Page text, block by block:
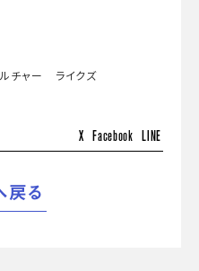
チャー ライクズ
X Facebook LINE
戻る